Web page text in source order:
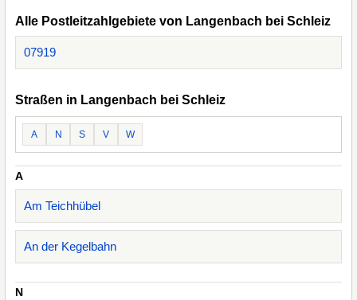
Alle Postleitzahlgebiete von Langenbach bei Schleiz
07919
Straßen in Langenbach bei Schleiz
A N S V W
A
Am Teichhübel
An der Kegelbahn
N